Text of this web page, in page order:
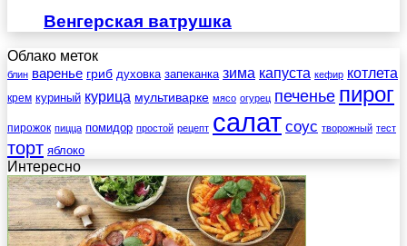
Венгерская ватрушка
Облако меток
блин варенье гриб духовка запеканка зима капуста кефир котлета
крем куриный курица мультиварке мясо огурец печенье пирог
пирожок пицца помидор простой рецепт салат соус творожный тест
торт яблоко
Интересно